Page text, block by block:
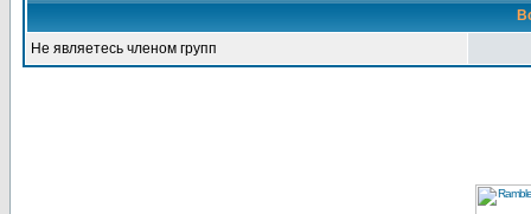
Не являетесь членом групп